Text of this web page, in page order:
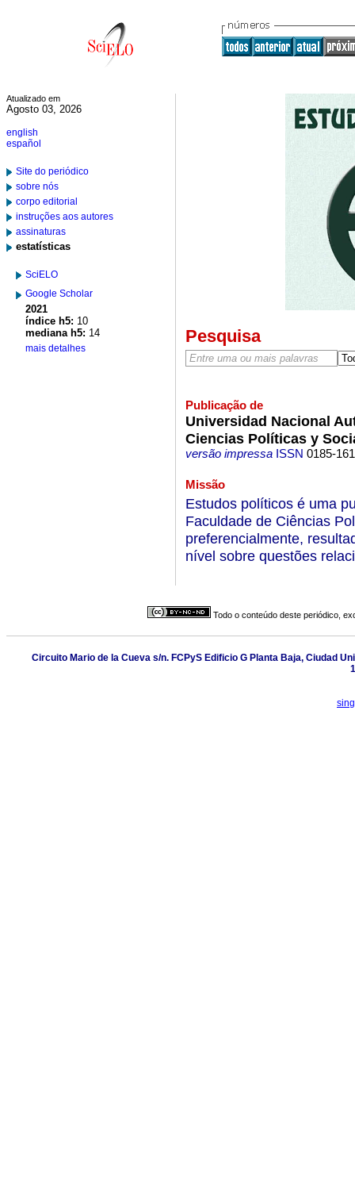
Atualizado em
Agosto 03, 2026
english
español
Site do periódico
sobre nós
corpo editorial
instruções aos autores
assinaturas
estatísticas
SciELO
Google Scholar
2021
índice h5: 10
mediana h5: 14
mais detalhes
Pesquisa
Publicação de
Universidad Nacional
Ciencias Políticas y
versão impressaISSN 0185-
Missão
Estudos políticos é uma
Faculdade de Ciências
preferencialmente,
nível sobre questões
Todo o conteúdo deste periódico,
Circuito Mario de la Cueva s/n. FCPyS Edificio G Planta Baja, Ciudad